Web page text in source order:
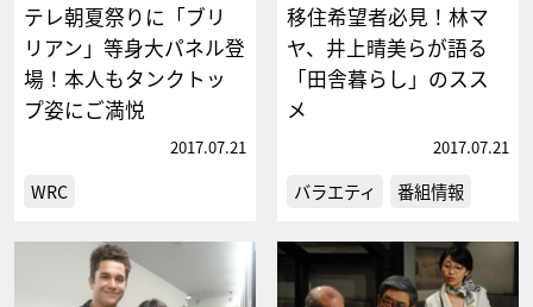
テレ朝夏祭りに「ブリ
リアン」等身大パネル登
場！本人もタンクトッ
プ姿にご満悦
2017.07.21
WRC
移住希望者必見！林マ
ヤ、井上晴美らが語る
「田舎暮らし」のスス
メ
2017.07.21
バラエティ 番組情報